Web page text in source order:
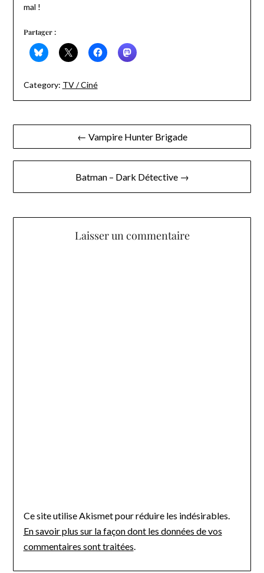
mal !
Partager :
Category: TV / Ciné
Navigation
de
← Vampire Hunter Brigade
Batman – Dark Détective →
Laisser un commentaire
Ce site utilise Akismet pour réduire les indésirables.
En savoir plus sur la façon dont les données de vos
commentaires sont traitées.